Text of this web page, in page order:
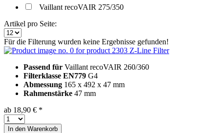
Vaillant recoVAIR 275/350
Artikel pro Seite:
Für die Filterung wurden keine Ergebnisse gefunden!
Z-Line Filter
Passend für Vaillant recoVAIR 260/360
Filterklasse EN779 G4
Abmessung 165 x 492 x 47 mm
Rahmenstärke 47 mm
ab 18,90 € *
In den Warenkorb